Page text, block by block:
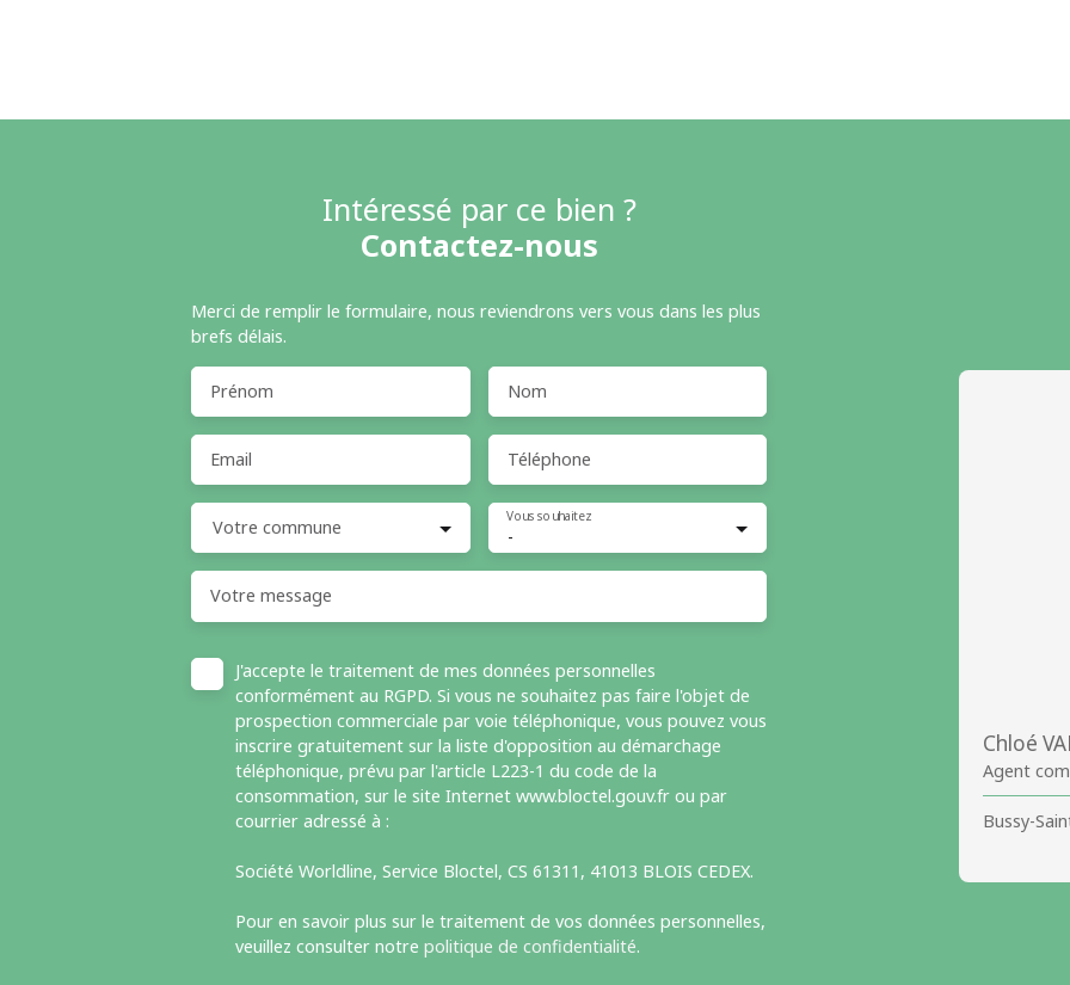
Intéressé par ce bien ?
Contactez-nous
Merci de remplir le formulaire, nous reviendrons vers vous dans les plus
brefs délais.
Prénom Nom
Email Téléphone
Votre commune -
Vous souhaitez
Votre message
J'accepte le traitement de mes données personnelles
conformément au RGPD. Si vous ne souhaitez pas faire l'objet de
prospection commerciale par voie téléphonique, vous pouvez vous
inscrire gratuitement sur la liste d'opposition au démarchage
téléphonique, prévu par l'article L223-1 du code de la
consommation, sur le site Internet www.bloctel.gouv.fr ou par
courrier adressé à :
Société Worldline, Service Bloctel, CS 61311, 41013 BLOIS CEDEX.
Pour en savoir plus sur le traitement de vos données personnelles,
veuillez consulter notre politique de confidentialité.
Chloé
Agent
Bussy-